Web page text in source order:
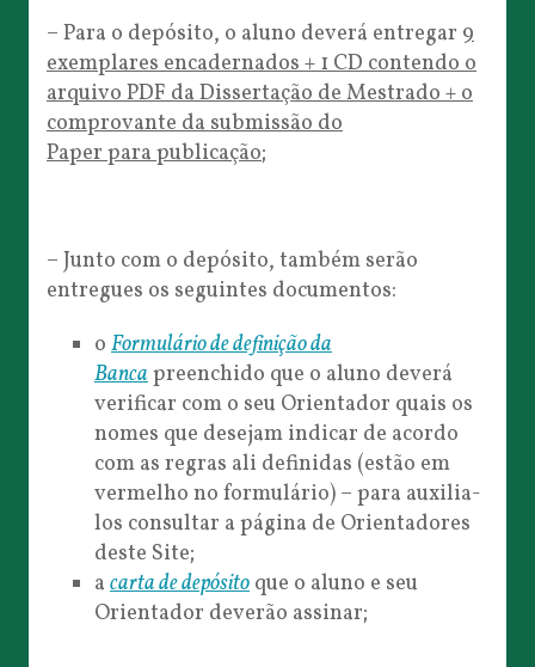
– Para o depósito, o aluno deverá entregar 9
exemplares encadernados + 1 CD contendo o
arquivo PDF da Dissertação de Mestrado + o
comprovante da submissão do
Paper para publicação;
– Junto com o depósito, também serão
entregues os seguintes documentos:
o Formulário de definição da
Bancapreenchido que o aluno deverá
verificar com o seu Orientador quais os
nomes que desejam indicar de acordo
com as regras ali definidas (estão em
vermelho no formulário) – para auxilia-
los consultar a página de Orientadores
deste Site;
a carta de depósito que o aluno e seu
Orientador deverão assinar;